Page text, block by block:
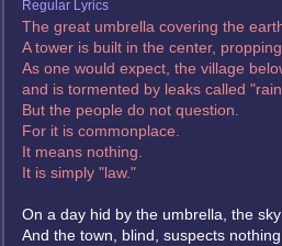
Regular Lyrics
The great umbrella covering the
A tower is built in the center,
As one would expect, the village
and is tormented by leaks called
But the people do not question.
For it is commonplace.
It means nothing.
It is simply "law."
On a day hid by the umbrella, the sky
And the town, blind, suspects nothing